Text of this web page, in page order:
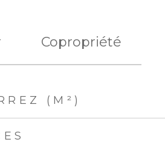
Copropriété
(M²)